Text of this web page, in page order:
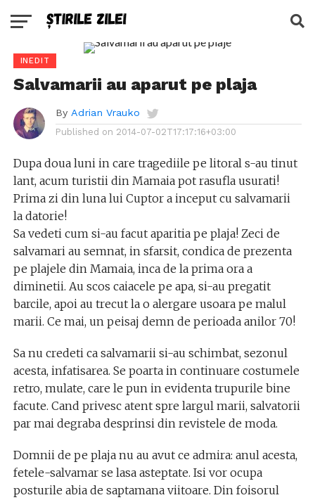
INEDIT
Salvamarii au aparut pe plaja
By Adrian Vrauko
Published on 2014-07-02T17:17:16+03:00
Dupa doua luni in care tragediile pe litoral s-au tinut
lant, acum turistii din Mamaia pot rasufla usurati!
Prima zi din luna lui Cuptor a inceput cu salvamarii
la datorie!
Sa vedeti cum si-au facut aparitia pe plaja! Zeci de
salvamari au semnat, in sfarsit, condica de prezenta
pe plajele din Mamaia, inca de la prima ora a
diminetii. Au scos caiacele pe apa, si-au pregatit
barcile, apoi au trecut la o alergare usoara pe malul
marii. Ce mai, un peisaj demn de perioada anilor 70!
Sa nu credeti ca salvamarii si-au schimbat, sezonul
acesta, infatisarea. Se poarta in continuare costumele
retro, mulate, care le pun in evidenta trupurile bine
facute. Cand privesc atent spre largul marii, salvatorii
par mai degraba desprinsi din revistele de moda.
Domnii de pe plaja nu au avut ce admira: anul acesta,
fetele-salvamar se lasa asteptate. Isi vor ocupa
posturile abia de saptamana viitoare. Din foisorul